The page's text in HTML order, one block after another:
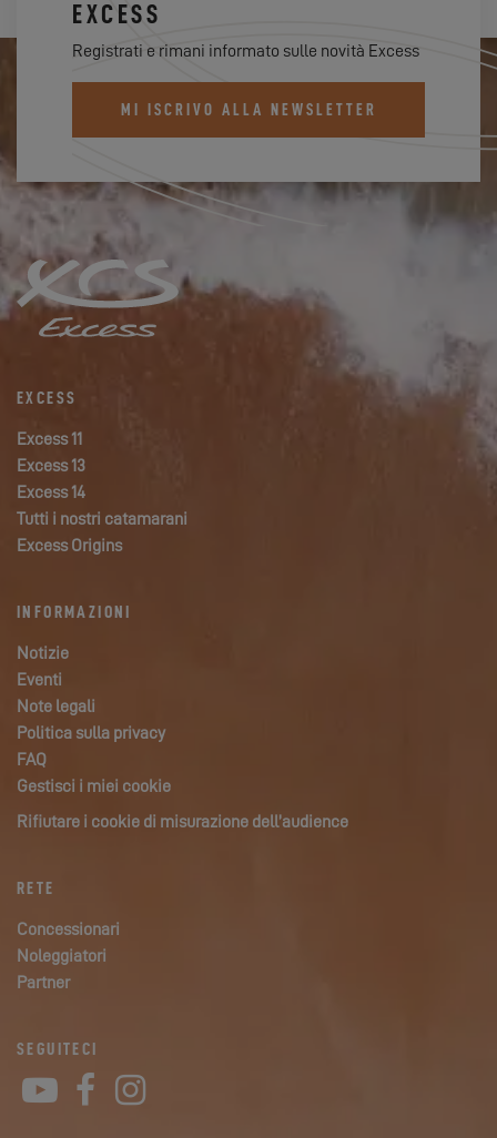
EXCESS
Registrati e rimani informato sulle novità Excess
MI ISCRIVO ALLA NEWSLETTER
EXCESS
Excess 11
Excess 13
Excess 14
Tutti i nostri catamarani
Excess Origins
INFORMAZIONI
Notizie
Eventi
Note legali
Politica sulla privacy
FAQ
Gestisci i miei cookie
Rifiutare i cookie di misurazione dell’audience
RETE
Concessionari
Noleggiatori
Partner
SEGUITECI
YouTube
Facebook
Instagram